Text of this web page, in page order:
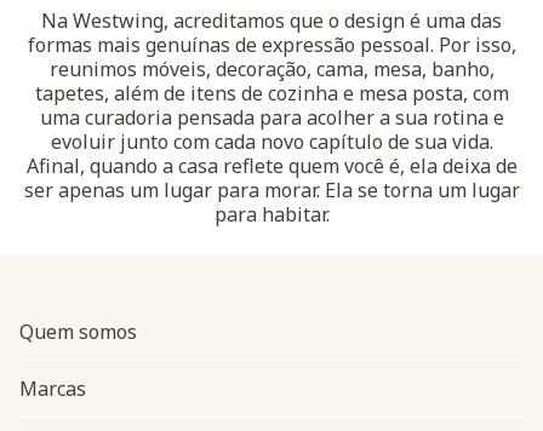
Na Westwing, acreditamos que o design é uma das
formas mais genuínas de expressão pessoal. Por isso,
reunimos móveis, decoração, cama, mesa, banho,
tapetes, além de itens de cozinha e mesa posta, com
uma curadoria pensada para acolher a sua rotina e
evoluir junto com cada novo capítulo de sua vida.
Afinal, quando a casa reflete quem você é, ela deixa de
ser apenas um lugar para morar. Ela se torna um lugar
para habitar.
Quem somos
Marcas